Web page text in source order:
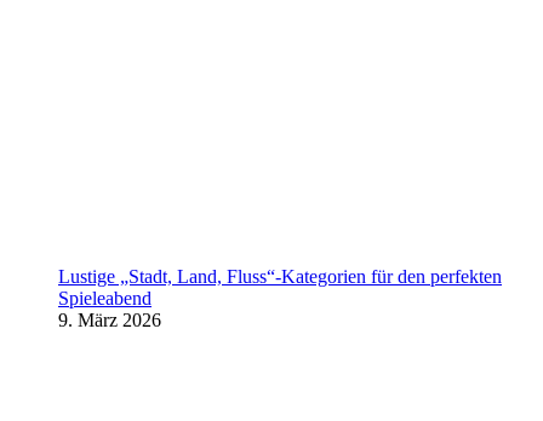
Lustige „Stadt, Land, Fluss“-Kategorien für den perfekten
Spieleabend
9. März 2026